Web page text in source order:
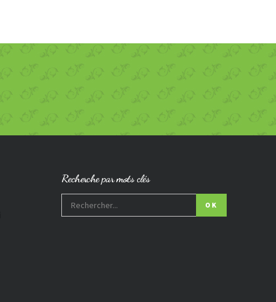
Recherche par mots clés
OK